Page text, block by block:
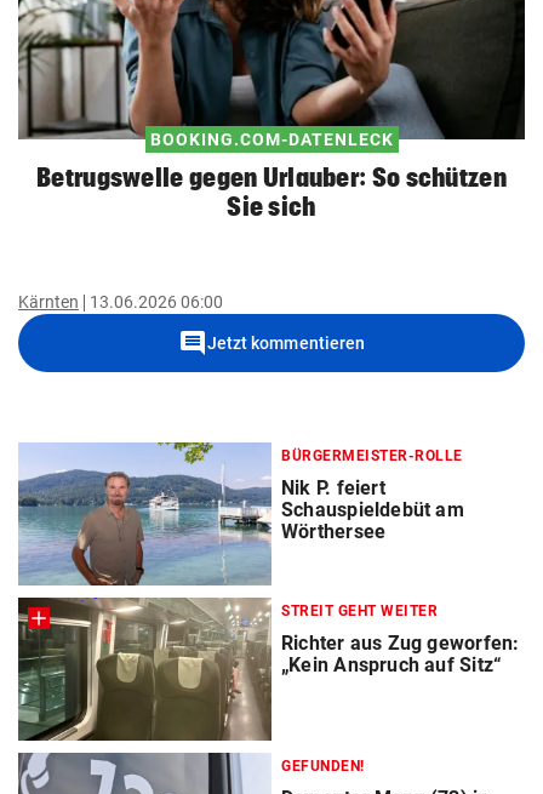
BOOKING.COM-DATENLECK
Betrugswelle gegen Urlauber: So schützen
Sie sich
Kärnten 13.06.2026 06:00
commentJetzt kommentieren
BÜRGERMEISTER-ROLLE
Nik P. feiert
Schauspieldebüt am
Wörthersee
STREIT GEHT WEITER
Richter aus Zug geworfen:
„Kein Anspruch auf Sitz“
GEFUNDEN!